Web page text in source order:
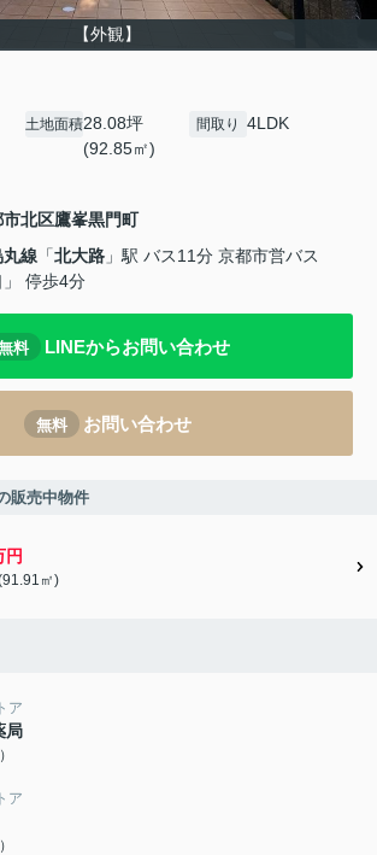
【外観】
土地面積28.08坪
(92.85㎡)
間取り 4LDK
市北区鷹峯黒門町
丸線 「北大路 」駅 バス11分 京都市営バス
」 停歩4分
料 LINEからお問い合わせ
無料 お問い合わせ
販売中物件
円
㎡)
ア
局
ア